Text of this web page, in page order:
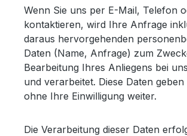
Wenn Sie uns per E-Mail, Telefon
kontaktieren, wird Ihre Anfrage
daraus hervorgehenden
Daten (Name, Anfrage) zum
Bearbeitung Ihres Anliegens bei
und verarbeitet. Diese Daten
ohne Ihre Einwilligung weiter.
Die Verarbeitung dieser Daten